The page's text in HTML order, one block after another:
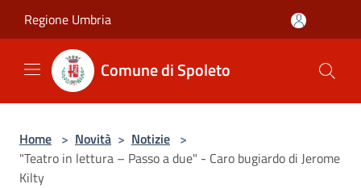
Regione Umbria
Comune di Spoleto
Home > Novità > Notizie >
"Teatro in lettura – Passo a due" - Caro bugiardo di Jerome
Kilty